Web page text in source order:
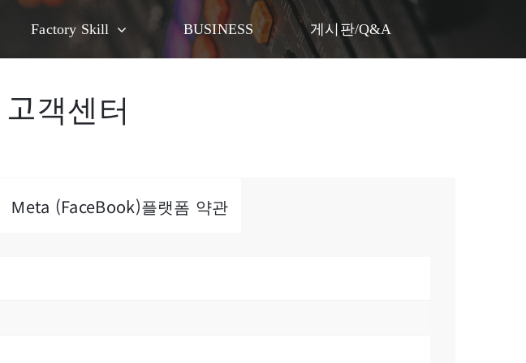
Factory Skill BUSINESS 게시판/Q&A
객센터
Meta (FaceBook)플랫폼 약관